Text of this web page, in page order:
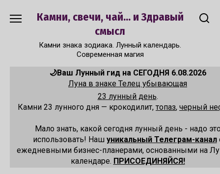
Камни, свечи, чай... и Здравый
смысл
Камни знака зодиака. Лунный календарь.
Современная магия
🌙Ваш Лунный гид на СЕГОДНЯ 6.08.2026
Луна в знаке Телец убывающая
23 лунный день.
Камни 23 лунного дня — крокодилит, топаз, черный
Мало знать, какой сегодня лунный день - надо
использовать! Наш уникальный Телеграм-канал
ежедневными бизнес-планерами, основанными на
календаре. ПРИСОЕДИНЯЙСЯ!